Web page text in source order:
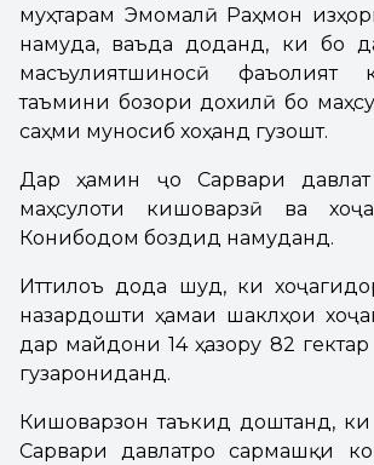
муҳтарам Эмомалӣ Раҳмон
намуда, ваъда доданд, ки бо
масъулиятшиносӣ фаъолият
таъмини бозори дохилӣ бо
саҳми муносиб хоҳанд гузошт.
Дар ҳамин ҷо Сарвари
маҳсулоти кишоварзӣ ва
Конибодом боздид намуданд.
Иттилоъ дода шуд, ки
назардошти ҳамаи шаклҳои
дар майдони 14 ҳазору 82
гузарониданд.
Кишоварзон таъкид доштанд, ки
Сарвари давлатро сармашқи